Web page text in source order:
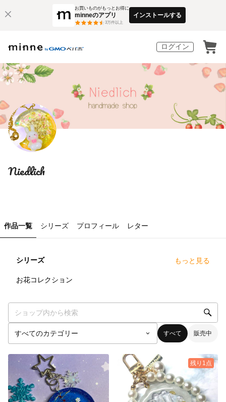
お買いものがもっとお得に
minneのアプリ
3万件以上
インストールする
ログイン
Niedlich
作品一覧 シリーズ プロフィール レター
シリーズ もっと見る
お花コレクション
すべて 販売中
残り1点